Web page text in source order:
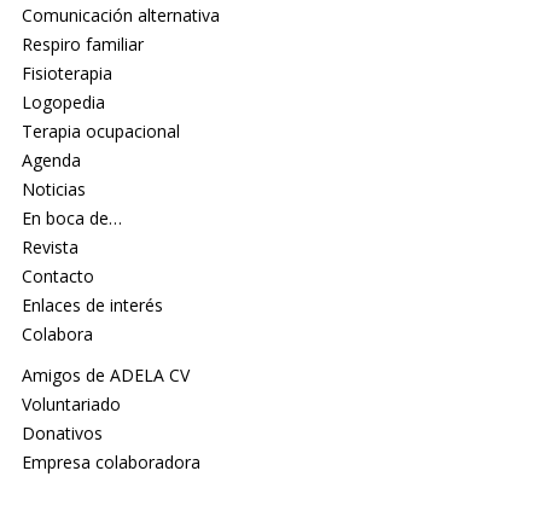
Comunicación alternativa
Respiro familiar
Fisioterapia
Logopedia
Terapia ocupacional
Agenda
Noticias
En boca de…
Revista
Contacto
Enlaces de interés
Colabora
Amigos de ADELA CV
Voluntariado
Donativos
Empresa colaboradora